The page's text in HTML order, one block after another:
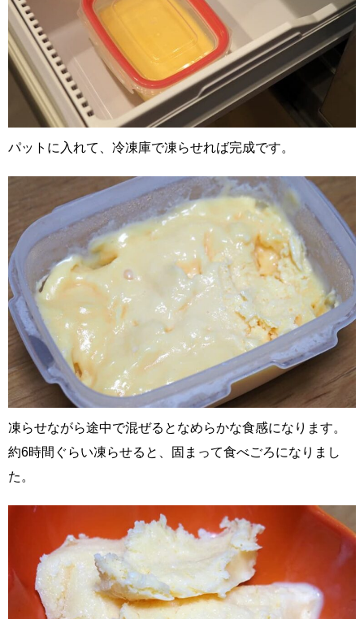
パットに入れて、冷凍庫で凍らせれば完成です。
凍らせながら途中で混ぜるとなめらかな食感になります。
約6時間ぐらい凍らせると、固まって食べごろになりまし
た。